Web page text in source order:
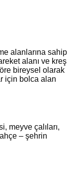
alanlarına sahip
alanı ve kreş
bireysel olarak
için bolca alan
meyve çalıları,
– şehrin